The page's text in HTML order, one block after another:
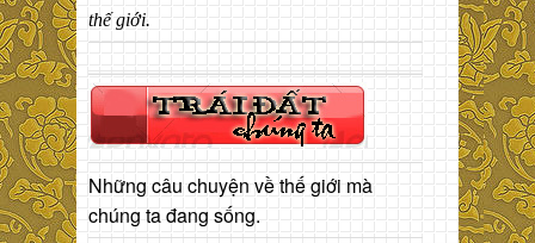
thế giới.
Những câu chuyện về thế giới mà
chúng ta đang sống.